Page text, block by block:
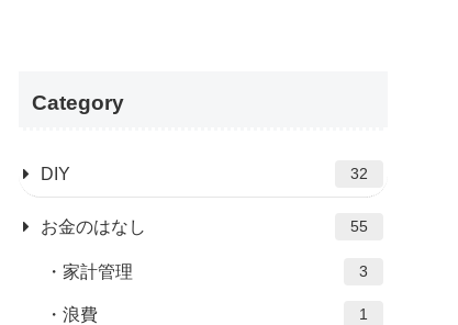
Category
DIY 32
お金のはなし 55
家計管理 3
浪費 1